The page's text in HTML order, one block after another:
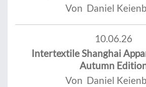
Von Daniel
10.06.26
Intertextile Shanghai
Autumn
Von Daniel